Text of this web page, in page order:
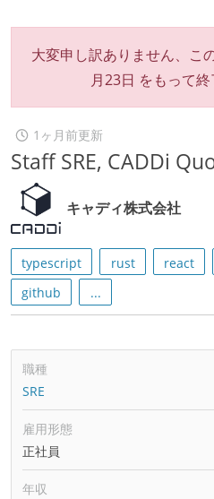
大変申し訳ありません、こ
月23日 をもって終
1ヶ月前更新
Staff SRE, CADDi
キャディ株式会社
typescript rust react
github
...
職種
SRE
雇用形態
正社員
年収